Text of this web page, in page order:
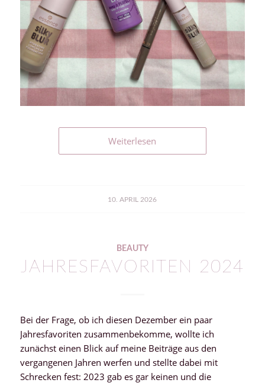
Weiterlesen
10. APRIL 2026
BEAUTY
JAHRESFAVORITEN 2024
Bei der Frage, ob ich diesen Dezember ein paar
Jahresfavoriten zusammenbekomme, wollte ich
zunächst einen Blick auf meine Beiträge aus den
vergangenen Jahren werfen und stellte dabei mit
Schrecken fest: 2023 gab es gar keinen und die